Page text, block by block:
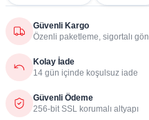
Güvenli Kargo
Özenli paketleme, sigortalı
Kolay İade
14 gün içinde koşulsuz iade
Güvenli Ödeme
256-bit SSL korumalı altyapı